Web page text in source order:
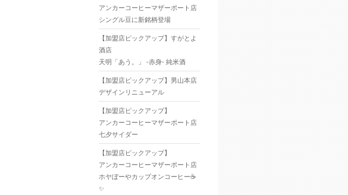
アンカーコーヒーマザーポート店
シングル豆に新銘柄登場
【加盟店ピックアップ】すがとよ
酒店
天明「あう。」 -赤身- 純米酒
【加盟店ピックアップ】男山本店
デザインリニューアル
【加盟店ピックアップ】
アンカーコーヒーマザーポート店
七夕サイダー
【加盟店ピックアップ】
アンカーコーヒーマザーポート店
ホヤぼーやカップオンコーヒー☕
✨